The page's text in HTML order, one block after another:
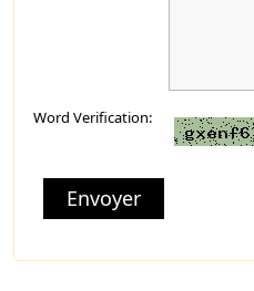
Word Verification:
Envoyer